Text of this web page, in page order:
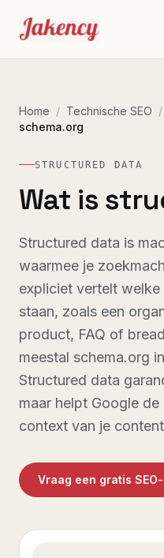
Home / Technische SEO /
schema.org
STRUCTURED DATA
Wat is
Structured data is
waarmee je
expliciet vertelt
staan, zoals een
product, FAQ of
meestal schema.org
Structured data
maar helpt Google
context van je
Vraag een gratis